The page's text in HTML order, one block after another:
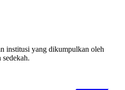
institusi yang dikumpulkan oleh